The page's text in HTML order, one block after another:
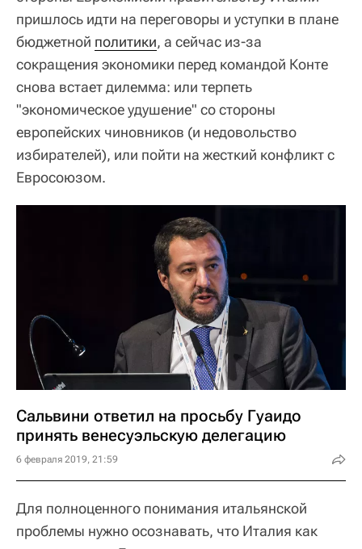
пришлось идти на переговоры и уступки в плане
бюджетной политики, а сейчас из-за
сокращения экономики перед командой Конте
снова встает дилемма: или терпеть
"экономическое удушение" со стороны
европейских чиновников (и недовольство
избирателей), или пойти на жесткий конфликт с
Евросоюзом.
Сальвини ответил на просьбу Гуаидо
принять венесуэльскую делегацию
6 февраля 2019, 21:59
Для полноценного понимания итальянской
проблемы нужно осознавать, что Италия как